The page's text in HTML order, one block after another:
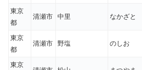
東京
都
清瀬市 中里 なかざと
東京
都
清瀬市 野塩 のしお
東京